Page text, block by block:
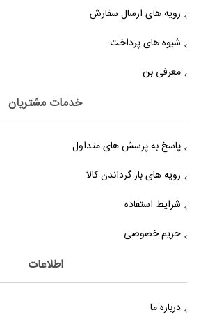
رویه های ارسال سفارش
شیوه های پرداخت
معرفی بن
خدمات مشتریان
پاسخ به پرسش های متداول
رویه های باز گرداندن کالا
شرایط استفاده
حریم خصوصی
اطلاعات
درباره ما